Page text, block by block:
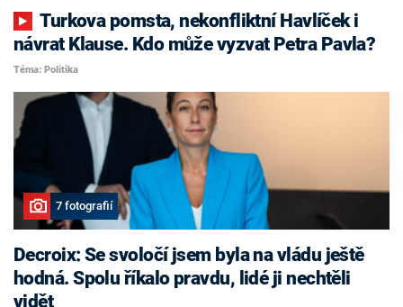
Turkova pomsta, nekonfliktní Havlíček i
návrat Klause. Kdo může vyzvat Petra Pavla?
Téma: Politika
7 fotografií
Decroix: Se svoločí jsem byla na vládu ještě
hodná. Spolu říkalo pravdu, lidé ji nechtěli
vidět